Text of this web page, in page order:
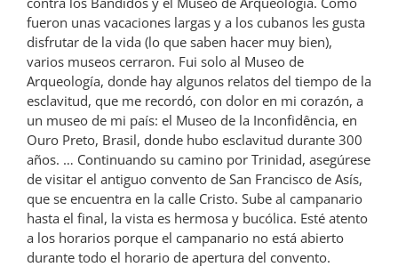
fueron unas vacaciones largas y a los cubanos les gusta
disfrutar de la vida (lo que saben hacer muy bien),
varios museos cerraron. Fui solo al Museo de
Arqueología, donde hay algunos relatos del tiempo de la
esclavitud, que me recordó, con dolor en mi corazón, a
un museo de mi país: el Museo de la Inconfidência, en
Ouro Preto, Brasil, donde hubo esclavitud durante 300
años. … Continuando su camino por Trinidad, asegúrese
de visitar el antiguo convento de San Francisco de Asís,
que se encuentra en la calle Cristo. Sube al campanario
hasta el final, la vista es hermosa y bucólica. Esté atento
a los horarios porque el campanario no está abierto
durante todo el horario de apertura del convento.